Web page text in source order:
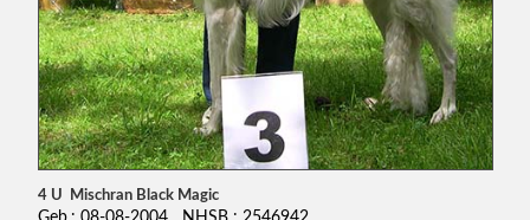
4 U Mischran Black Magic